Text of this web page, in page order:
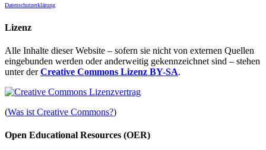
Datenschutzerklärung
Lizenz
Alle Inhalte dieser Website – sofern sie nicht von externen Quellen
eingebunden werden oder anderweitig gekennzeichnet sind – stehen
unter derCreative Commons Lizenz BY-SA.
(Was ist Creative Commons?)
Open Educational Resources (OER)